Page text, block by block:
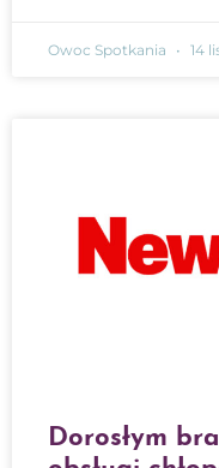
Owoc Spotkania 14
Dorosłym